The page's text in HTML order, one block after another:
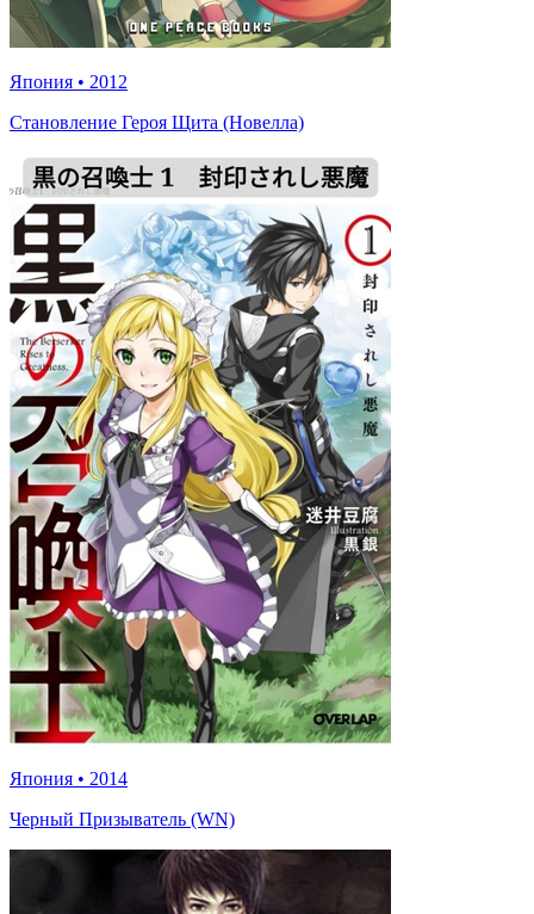
Япония • 2012
Становление Героя Щита (Новелла)
Япония • 2014
Черный Призыватель (WN)